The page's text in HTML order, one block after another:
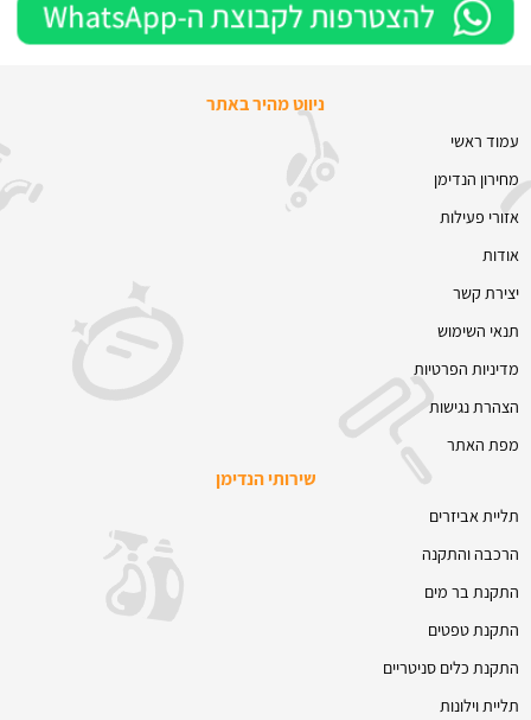
ניווט מהיר באתר
עמוד ראשי
מחירון הנדימן
אזורי פעילות
אודות
יצירת קשר
תנאי השימוש
מדיניות הפרטיות
הצהרת נגישות
מפת האתר
שירותי הנדימן
תליית אביזרים
הרכבה והתקנה
התקנת בר מים
התקנת טפטים
התקנת כלים סניטריים
תליית וילונות